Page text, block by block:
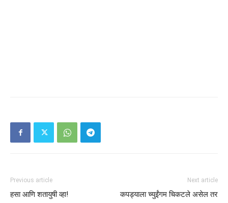
Previous article
हसा आणि शतायुषी व्हा!
Next article
कपड्याला च्युईंगम चिकटले असेल तर